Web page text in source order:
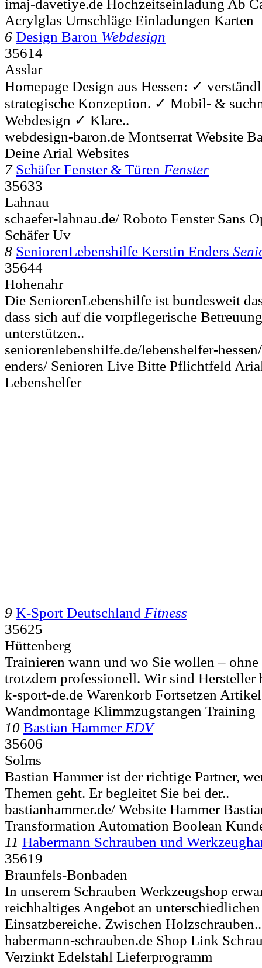
imaj-davetiye.de Hochzeitseinladung Ab
Acrylglas Umschläge Einladungen Karten
6 Design Baron Webdesign
35614
Asslar
Homepage Design aus Hessen: ✓
strategische Konzeption. ✓ Mobil- &
Webdesign ✓ Klare..
webdesign-baron.de Montserrat Website
Deine Arial Websites
7 Schäfer Fenster & Türen Fenster
35633
Lahnau
schaefer-lahnau.de/ Roboto Fenster Sans
Schäfer Uv
8 SeniorenLebenshilfe Kerstin Enders
35644
Hohenahr
Die SeniorenLebenshilfe ist bundesweit
dass sich auf die vorpflegerische
unterstützen..
seniorenlebenshilfe.de/lebenshelfer-
enders/ Senioren Live Bitte Pflichtfeld
Lebenshelfer
9 K-Sport Deutschland Fitness
35625
Hüttenberg
Trainieren wann und wo Sie wollen –
trotzdem professionell. Wir sind Hersteller
k-sport-de.de Warenkorb Fortsetzen
Wandmontage Klimmzugstangen Training
10 Bastian Hammer EDV
35606
Solms
Bastian Hammer ist der richtige Partner,
Themen geht. Er begleitet Sie bei der..
bastianhammer.de/ Website Hammer
Transformation Automation Boolean
11 Habermann Schrauben und
35619
Braunfels-Bonbaden
In unserem Schrauben Werkzeugshop
reichhaltiges Angebot an
Einsatzbereiche. Zwischen Holzschrauben..
habermann-schrauben.de Shop Link
Verzinkt Edelstahl Lieferprogramm